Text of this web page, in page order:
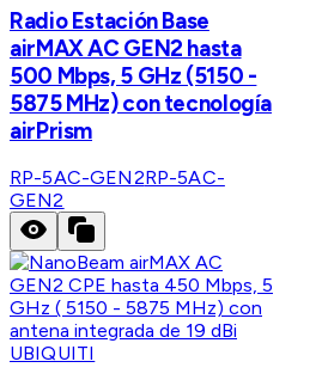
Radio Estación Base
airMAX AC GEN2 hasta
500 Mbps, 5 GHz (5150 -
5875 MHz) con tecnología
airPrism
RP-5AC-GEN2RP-5AC-
GEN2
UBIQUITI